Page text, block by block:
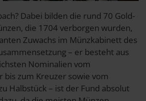
Dabei bilden die rund 70 Gold-
die 1704 verborgen wurden,
Zuwachs im Münzkabinett des
– er besteht aus
Nominalien vom
bis zum Kreuzer sowie vom
Halbstück – ist der Fund absolut